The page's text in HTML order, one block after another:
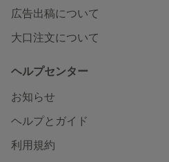
広告出稿について
大口注文について
ヘルプセンター
お知らせ
ヘルプとガイド
利用規約